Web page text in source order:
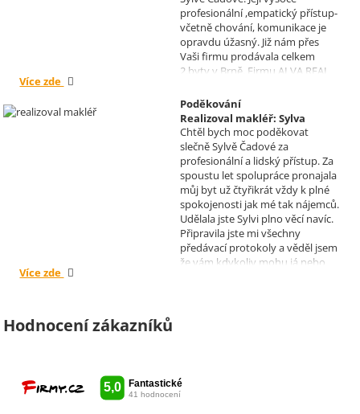
profesionální ,empatický přístup-
včetně chování, komunikace je
opravdu úžasný. Již nám přes
Vaši firmu prodávala celkem
2.byty v Brně. Firmu ALVA REAL
Krásné dny Vám a Vašim
zaměstnancům. Irena Höklová,
Brno
Více zde
Poděkování
Realizoval makléř: Sylva
Čadová
Chtěl bych moc poděkovat
slečně Sylvě Čadové za
profesionální a lidský přístup. Za
spoustu let spolupráce pronajala
můj byt už čtyřikrát vždy k plné
spokojenosti jak mé tak nájemců.
Udělala jste Sylvi plno věcí navíc.
Připravila jste mi všechny
předávací protokoly a věděl jsem
že vám kdykoliv mohu já nebo
Více zde
Hodnocení zákazníků